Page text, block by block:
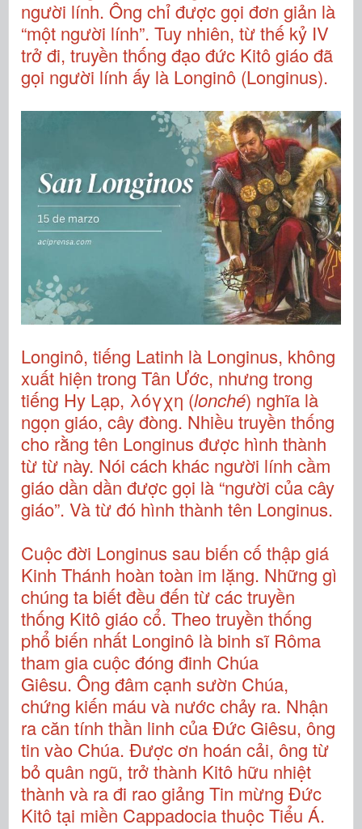
người lính. Ông chỉ được gọi đơn giản là
“một người lính”. Tuy nhiên, từ thế kỷ IV
trở đi, truyền thống đạo đức Kitô giáo đã
gọi người lính ấy là Longinô (Longinus).
Longinô, tiếng Latinh là Longinus, không
xuất hiện trong Tân Ước, nhưng trong
tiếng Hy Lạp, λόγχη (lonché) nghĩa là
ngọn giáo, cây đòng. Nhiều truyền thống
cho rằng tên Longinus được hình thành
từ từ này. Nói cách khác người lính cầm
giáo dần dần được gọi là “người của cây
giáo”. Và từ đó hình thành tên Longinus.
Cuộc đời Longinus sau biến cố thập giá
Kinh Thánh hoàn toàn im lặng. Những gì
chúng ta biết đều đến từ các truyền
thống Kitô giáo cổ. Theo truyền thống
phổ biến nhất Longinô là binh sĩ Rôma
tham gia cuộc đóng đinh Chúa
Giêsu. Ông đâm cạnh sườn Chúa,
chứng kiến máu và nước chảy ra. Nhận
ra căn tính thần linh của Đức Giêsu, ông
tin vào Chúa. Được ơn hoán cải, ông từ
bỏ quân ngũ, trở thành Kitô hữu nhiệt
thành và ra đi rao giảng Tin mừng Đức
Kitô tại miền Cappadocia thuộc Tiểu Á.